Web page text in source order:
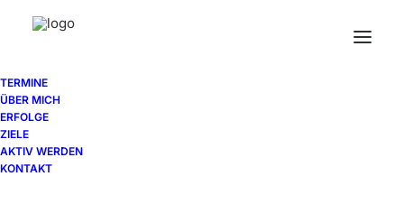
TERMINE
ÜBER MICH
ERFOLGE
ZIELE
AKTIV WERDEN
KONTAKT
Shop Categories